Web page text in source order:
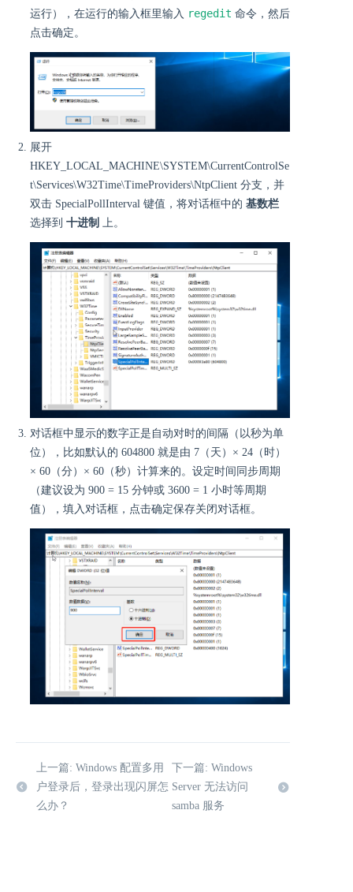
运行），在运行的输入框里输入 regedit 命令，然后
点击确定。
展开
HKEY_LOCAL_MACHINE\SYSTEM\CurrentControlSe
t\Services\W32Time\TimeProviders\NtpClient 分支，并
双击 SpecialPollInterval 键值，将对话框中的 基数栏
选择到 十进制 上。
对话框中显示的数字正是自动对时的间隔（以秒为单
位），比如默认的 604800 就是由 7（天）× 24（时）
× 60（分）× 60（秒）计算来的。设定时间同步周期
（建议设为 900 = 15 分钟或 3600 = 1 小时等周期
值），填入对话框，点击确定保存关闭对话框。
上一篇: Windows 配置多用
户登录后，登录出现闪屏怎
么办？
下一篇: Windows
Server 无法访问
samba 服务